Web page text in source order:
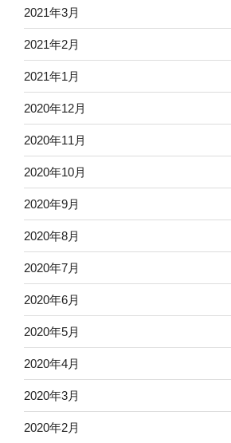
2021年3月
2021年2月
2021年1月
2020年12月
2020年11月
2020年10月
2020年9月
2020年8月
2020年7月
2020年6月
2020年5月
2020年4月
2020年3月
2020年2月